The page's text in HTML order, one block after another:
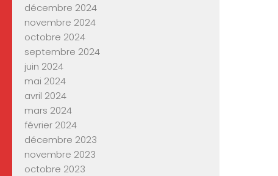
décembre 2024
novembre 2024
octobre 2024
septembre 2024
juin 2024
mai 2024
avril 2024
mars 2024
février 2024
décembre 2023
novembre 2023
octobre 2023